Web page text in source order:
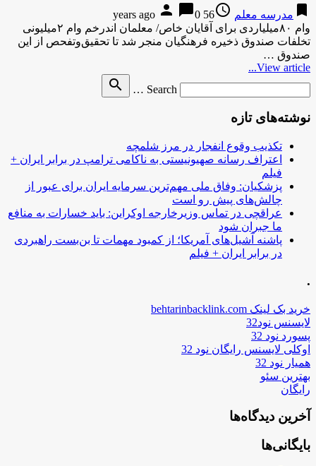
bookmark مدرسه معلم access_time
56 years ago
person chat_bubble0
وام ۸۰میلیاردی برای آقایان خاص/ معلمان اندرخم وام ۲میلیونی
تخلفات صندوق ذخیره فرهنگیان منجر شد تا تحقیق‌وتفحص از این
صندوق …
View article...
Search …
search
نوشته‌های تازه
تکذیب وقوع انفجار در مرز شلمچه
اعتراف رسانه صهیونیستی به ناکامی ترامپ در برابر ایران +
فیلم
پزشکیان: وفاق ملی مهم‌ترین سرمایه ایران برای عبور از
چالش‌های پیش رو است
عراقچی در تماس وزیرخارجه اوکراین: باید خسارات به منافع
ما جبران شود
پاشنه آشیل‌های آمریکا؛ از کمبود مهمات تا بن‌بست راهبردی
در برابر ایران + فیلم
.
خرید بک لینک behtarinbacklink.com
لایسنس نود32
پسورد نود 32
اوکلی لایسنس رایگان نود 32
همیار نود 32
بهترین سئو
رایگان
آخرین دیدگاه‌ها
بایگانی‌ها